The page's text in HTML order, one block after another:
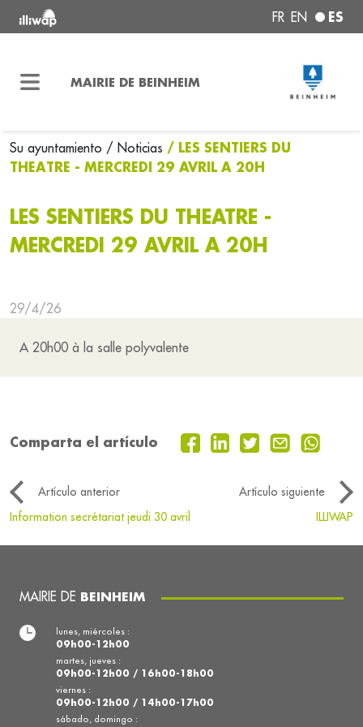
FR EN ES
MAIRIE DE BEINHEIM
Su ayuntamiento / Noticias / LES SENTIERS DU
THEATRE - MERCREDI 29 AVRIL A 20H
LES SENTIERS DU THEATRE -
MERCREDI 29 AVRIL A 20H
29/4/26
A 20h00 à la salle polyvalente
Comparta el artículo
Artículo anterior
Artículo siguiente
Information secrétariat jeudi 30 avril
ILLIWAP
MAIRIE DE BEINHEIM
lunes, miércoles :
09h00-12h00
martes, jueves :
09h00-12h00 / 16h00-18h00
viernes :
09h00-12h00 / 14h00-17h00
sábado, domingo :